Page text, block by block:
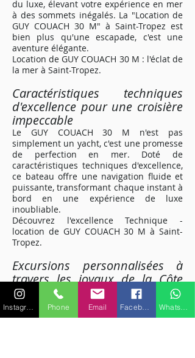
du luxe, élevant votre expérience en mer
à des sommets inégalés. La "Location de
GUY COUACH 30 M" à Saint-Tropez est
bien plus qu'une escapade, c'est une
aventure élégante.
Location de GUY COUACH 30 M : l'éclat de
la mer à Saint-Tropez.
Caractéristiques techniques
d'excellence pour une croisière
impeccable
Le GUY COUACH 30 M n'est pas
simplement un yacht, c'est une promesse
de perfection en mer. Doté de
caractéristiques techniques d'excellence,
ce bateau offre une navigation fluide et
puissante, transformant chaque instant à
bord en une expérience de luxe
inoubliable.
Découvrez l'excellence Technique -
location de GUY COUACH 30 M à Saint-
Tropez.
Excursions personnalisées à
travers les joyaux de la Côte
d'Azur
Explorez la splendeur de la Côte d'Azur
avec des excursions personnalisées à
Phone Email